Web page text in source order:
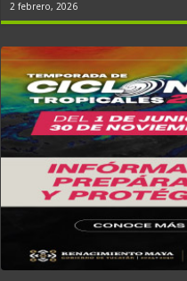
2 febrero, 2026